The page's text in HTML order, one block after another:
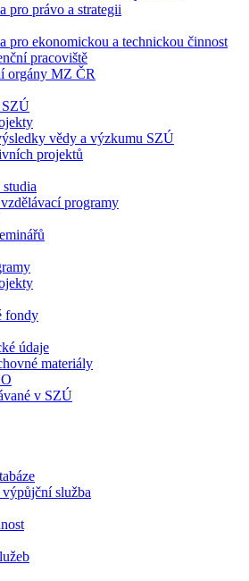
pro právo a strategii
pro ekonomickou a technickou činnost
pracoviště
orgány MZ ČR
SZÚ
vědy a výzkumu SZÚ
projektů
programy
fondy
údaje
materiály
v SZÚ
služba